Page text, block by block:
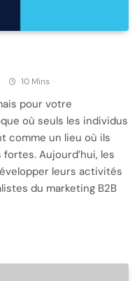
10 Mins
pour votre
où seuls les individus
comme un lieu où ils
Aujourd’hui, les
leurs activités
du marketing B2B